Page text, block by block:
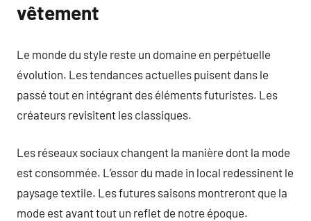
vêtement
Le monde du style reste un domaine en perpétuelle
évolution. Les tendances actuelles puisent dans le
passé tout en intégrant des éléments futuristes. Les
créateurs revisitent les classiques.
Les réseaux sociaux changent la manière dont la mode
est consommée. L’essor du made in local redessinent le
paysage textile. Les futures saisons montreront que la
mode est avant tout un reflet de notre époque.